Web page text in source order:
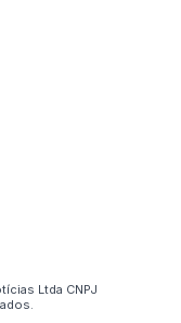
Ltda CNPJ